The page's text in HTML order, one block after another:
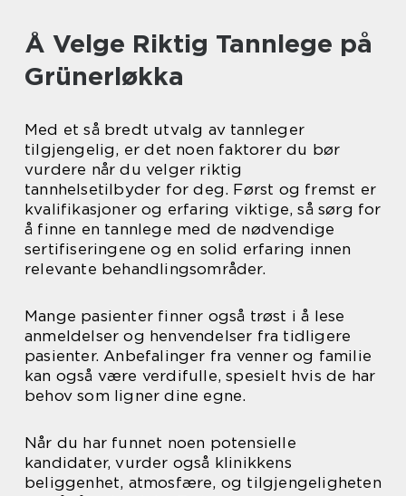
Å Velge Riktig Tannlege på
Grünerløkka
Med et så bredt utvalg av tannleger
tilgjengelig, er det noen faktorer du bør
vurdere når du velger riktig
tannhelsetilbyder for deg. Først og fremst er
kvalifikasjoner og erfaring viktige, så sørg for
å finne en tannlege med de nødvendige
sertifiseringene og en solid erfaring innen
relevante behandlingsområder.
Mange pasienter finner også trøst i å lese
anmeldelser og henvendelser fra tidligere
pasienter. Anbefalinger fra venner og familie
kan også være verdifulle, spesielt hvis de har
behov som ligner dine egne.
Når du har funnet noen potensielle
kandidater, vurder også klinikkens
beliggenhet, atmosfære, og tilgjengeligheten